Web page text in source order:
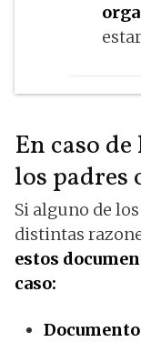
En caso
los padres
Si alguno de
distintas
estos
caso: